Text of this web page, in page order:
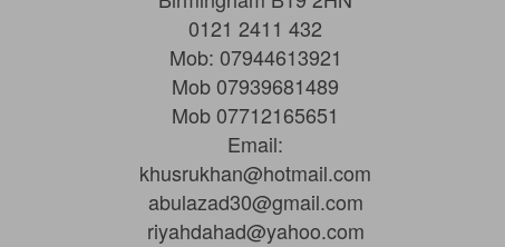
0121 2411 432
Mob: 07944613921
Mob 07939681489
Mob 07712165651
Email:
khusrukhan@hotmail.com
abulazad30@gmail.com
riyahdahad@yahoo.com